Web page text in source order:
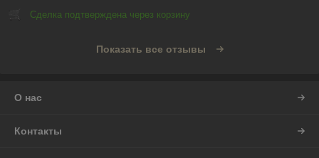
Сделка подтверждена через корзину
Показать все отзывы
О нас
Контакты